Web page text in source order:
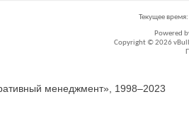
Текущее время:
Powered
Copyright © 2026
менеджмент», 1998–2023